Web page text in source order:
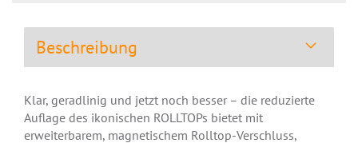
Beschreibung
Klar, geradlinig und jetzt noch besser – die reduzierte
Auflage des ikonischen ROLLTOPs bietet mit
erweiterbarem, magnetischem Rolltop-Verschluss,